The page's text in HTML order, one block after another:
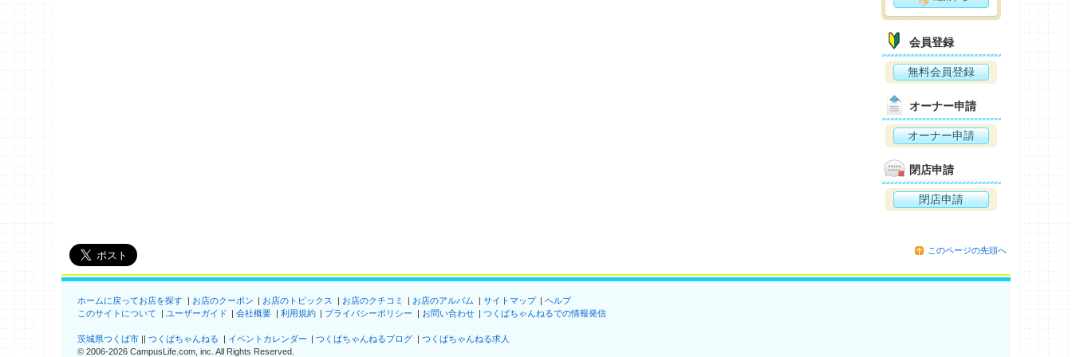
会員登録
無料会員登録
オーナー申請
オーナー申請
閉店申請
閉店申請
このページの先頭へ
ホームに戻ってお店を探す お店のクーポン お店のトピックス お店のクチコミ お店のアルバム サイトマップ
ヘルプ
このサイトについて
ユーザーガイド 会社概要 利用規約 プライバシーポリシー お問い合わせ つくばちゃんねるでの情報発信
茨城県つくば市 つくばちゃんねる イベントカレンダー つくばちゃんねるブログ
つくばちゃんねる求人
© 2006-2026 CampusLife.com, inc. All Rights Reserved